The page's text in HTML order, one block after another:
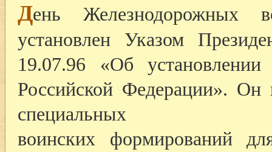
День Железнодорожных
установлен Указом
19.07.96 «Об
Российской Федерации». Он
специальных
воинских формирований